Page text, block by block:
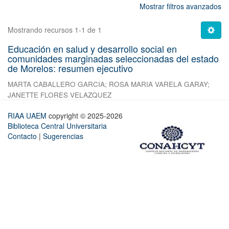
Mostrar filtros avanzados
Mostrando recursos 1-1 de 1
Educación en salud y desarrollo social en
comunidades marginadas seleccionadas del estado
de Morelos: resumen ejecutivo
MARTA CABALLERO GARCIA; ROSA MARIA VARELA GARAY;
JANETTE FLORES VELAZQUEZ
RIAA UAEM copyright © 2025-2026
Biblioteca Central Universitaria
Contacto | Sugerencias